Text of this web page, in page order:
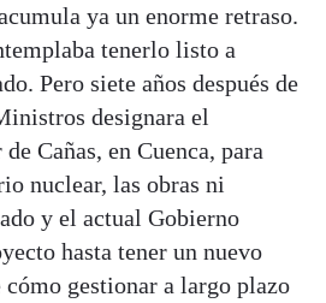
ya un enorme retraso.
tenerlo listo a
Pero siete años después de
designara el
Cañas, en Cuenca, para
nuclear, las obras ni
y el actual Gobierno
hasta tener un nuevo
gestionar a largo plazo